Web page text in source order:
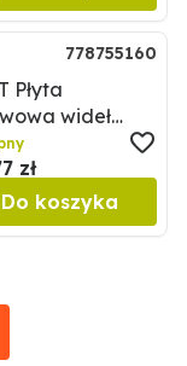
778755160
Płyta
wideł
GRANIT
zł
Do koszyka